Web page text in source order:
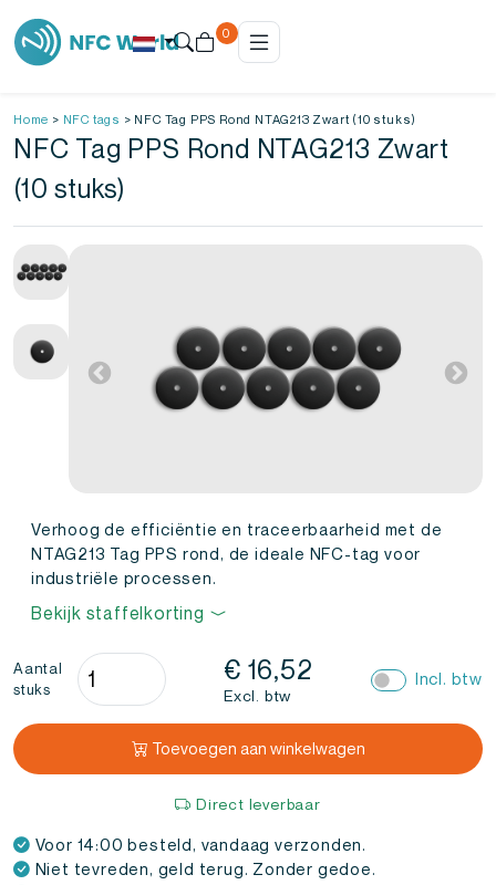
0
Home > NFC tags > NFC Tag PPS Rond NTAG213 Zwart (10 stuks)
NFC Tag PPS Rond NTAG213 Zwart
(10 stuks)
Verhoog de efficiëntie en traceerbaarheid met de
NTAG213 Tag PPS rond, de ideale NFC-tag voor
industriële processen.
Bekijk staffelkorting
Aantal
stuks
NFC
Tag
NTAG213
stuks)
aantal
€ 16,52
Excl. btw
Incl. btw
Toevoegen aan winkelwagen
Direct leverbaar
Voor 14:00 besteld, vandaag verzonden.
Niet tevreden, geld terug. Zonder gedoe.